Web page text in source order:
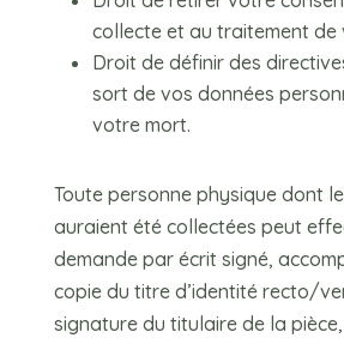
collecte et au traitement de
Droit de définir des
sort de vos données
votre mort.
Toute personne physique dont
auraient été collectées peut
demande par écrit signé,
copie du titre d’identité recto/
signature du titulaire de la